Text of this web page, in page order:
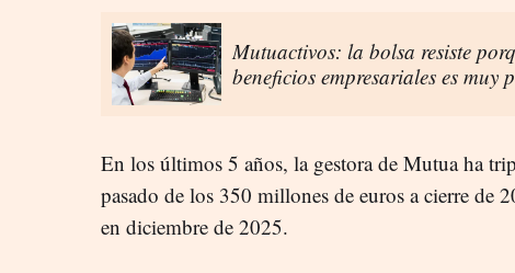
Mutuactivos: la bolsa resiste
beneficios empresariales es muy
En los últimos 5 años, la gestora de Mutua ha
pasado de los 350 millones de euros a cierre de
en diciembre de 2025.